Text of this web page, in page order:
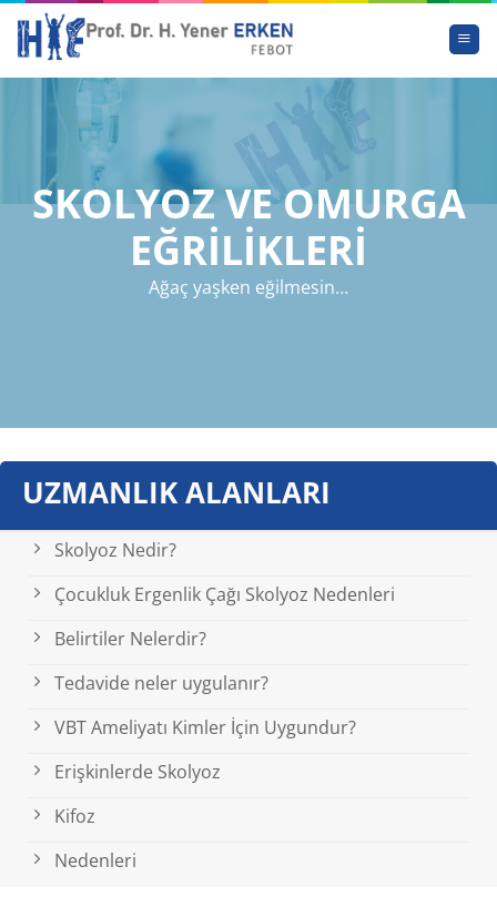
İçeriğe
atla
SKOLYOZ VE OMURGA
EĞRİLİKLERİ
Ağaç yaşken eğilmesin…
UZMANLIK ALANLARI
Skolyoz Nedir?
Çocukluk Ergenlik Çağı Skolyoz Nedenleri
Belirtiler Nelerdir?
Tedavide neler uygulanır?
VBT Ameliyatı Kimler İçin Uygundur?
Erişkinlerde Skolyoz
Kifoz
Nedenleri